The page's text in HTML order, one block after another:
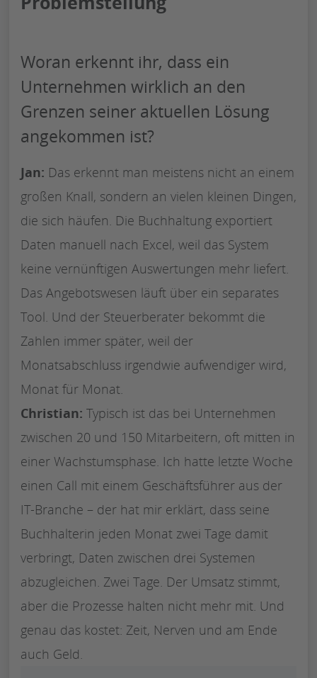
Woran erkennt ihr, dass ein
Unternehmen wirklich an den
Grenzen seiner aktuellen Lösung
angekommen ist?
Jan: Das erkennt man meistens nicht an einem
großen Knall, sondern an vielen kleinen Dingen,
die sich häufen. Die Buchhaltung exportiert
Daten manuell nach Excel, weil das System
keine vernünftigen Auswertungen mehr liefert.
Das Angebotswesen läuft über ein separates
Tool. Und der Steuerberater bekommt die
Zahlen immer später, weil der
Monatsabschluss irgendwie aufwendiger wird,
Monat für Monat.
Christian: Typisch ist das bei Unternehmen
zwischen 20 und 150 Mitarbeitern, oft mitten in
einer Wachstumsphase. Ich hatte letzte Woche
einen Call mit einem Geschäftsführer aus der
IT-Branche – der hat mir erklärt, dass seine
Buchhalterin jeden Monat zwei Tage damit
verbringt, Daten zwischen drei Systemen
abzugleichen. Zwei Tage. Der Umsatz stimmt,
aber die Prozesse halten nicht mehr mit. Und
genau das kostet: Zeit, Nerven und am Ende
auch Geld.